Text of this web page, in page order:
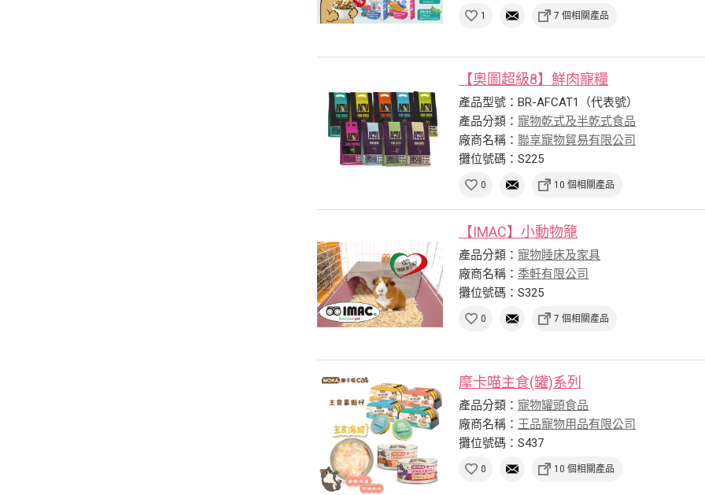
1 7 個相關產品
【奧圖超級8】鮮肉寵糧
產品型號：BR-AFCAT1（代表號）
產品分類：寵物乾式及半乾式食品
廠商名稱：聯享寵物貿易有限公司
攤位號碼：S225
0 10 個相關產品
【IMAC】小動物籠
產品分類：寵物睡床及家具
廠商名稱： 季軒有限公司
攤位號碼：S325
0 7 個相關產品
摩卡喵主食(罐)系列
產品分類：寵物罐頭食品
廠商名稱： 王品寵物用品有限公司
攤位號碼：S437
0 10 個相關產品